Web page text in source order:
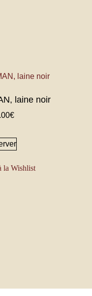
laine noir
€
la Wishlist